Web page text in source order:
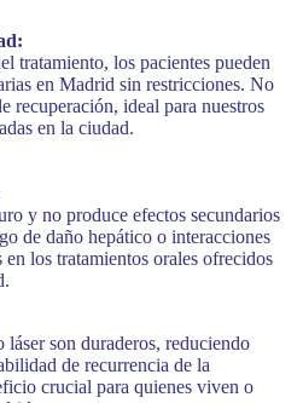
tratamiento, los pacientes pueden
en Madrid sin restricciones. No
recuperación, ideal para nuestros
en la ciudad.
y no produce efectos secundarios
de daño hepático o interacciones
en los tratamientos orales ofrecidos
son duraderos, reduciendo
de recurrencia de la
crucial para quienes viven o